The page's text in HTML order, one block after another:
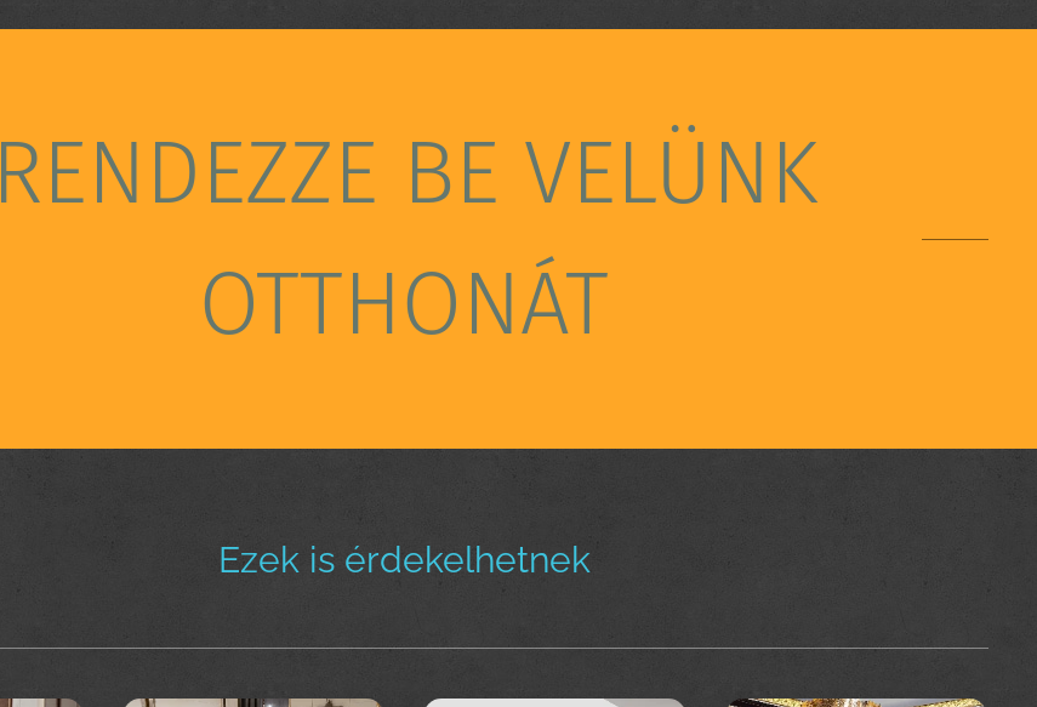
RENDEZZE BE VELÜNK
OTTHONÁT
Ezek is érdekelhetnek